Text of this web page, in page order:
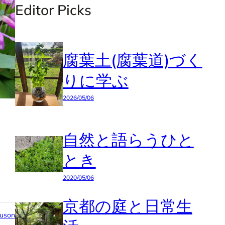
Editor Picks
腐葉土(腐葉道)づく
りに学ぶ
2026/05/06
自然と語らうひと
とき
2020/05/06
京都の庭と日常生